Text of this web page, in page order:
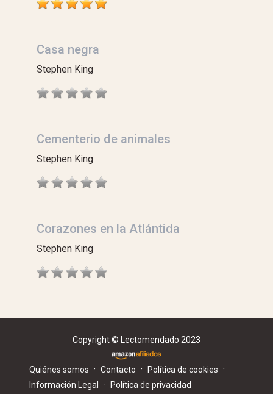
Casa negra
Stephen King
Cementerio de animales
Stephen King
Corazones en la Atlántida
Stephen King
Copyright © Lectomendado 2023
Quiénes somos · Contacto · Política de cookies ·
Información Legal · Política de privacidad